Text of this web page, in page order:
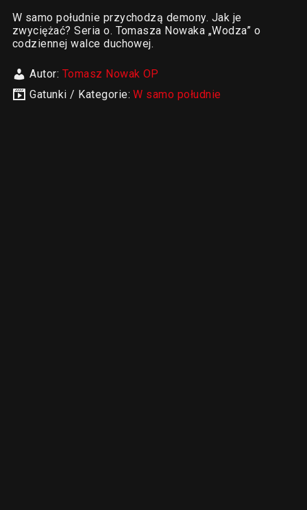
W samo południe przychodzą demony. Jak je
zwyciężać? Seria o. Tomasza Nowaka „Wodza” o
codziennej walce duchowej.
Autor: Tomasz Nowak OP
Gatunki / Kategorie:W samo południe